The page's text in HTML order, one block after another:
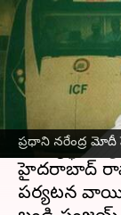
ప్రధాని నరేంద్ర
Stalin Jan
ఈ వార్తాకథనం
ప్రధాన
వాయిదా
అభివృద్ధి
హైదరాబాద్
పర్యటన వాయిదా